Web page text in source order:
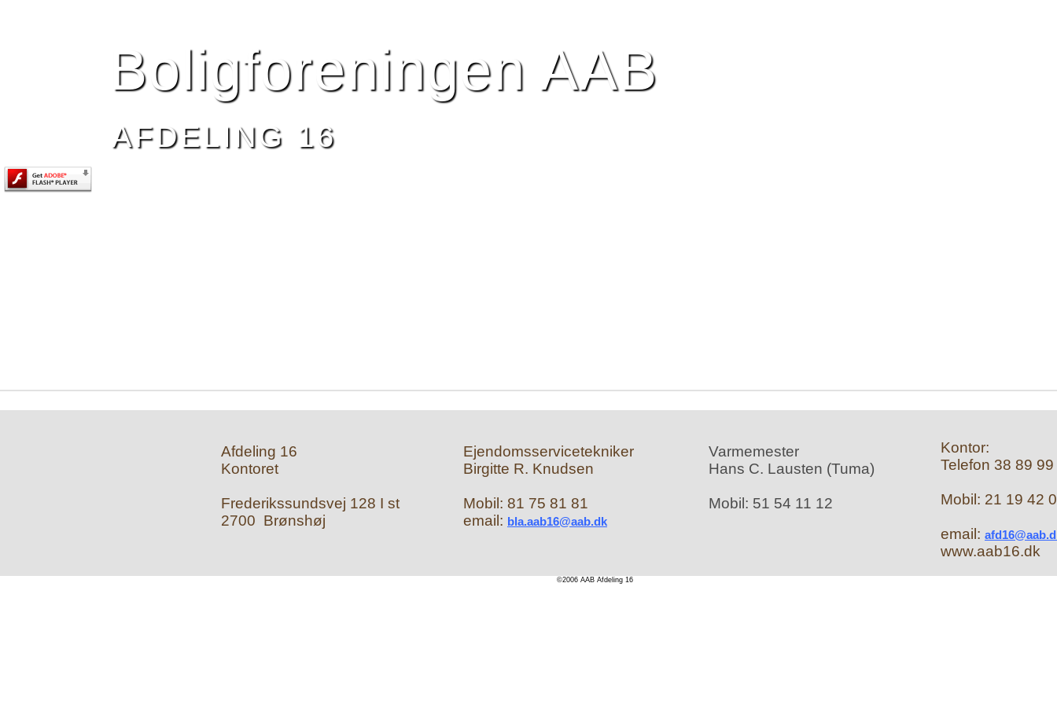
Boligforeningen AAB
AFDELING 16
Afdeling 16
Kontoret
Frederikssundsvej 128 I st
2700 Brønshøj
Ejendomsservicetekniker
Birgitte R. Knudsen
Mobil: 81 75 81 81
email: bla.aab16@aab.dk
Varmemester
Hans C. Lausten (Tuma)
Mobil: 51 54 11 12
Kontor:
Telefon 38 89
Mobil: 21 19 42
email:
www.aab16.dk
©2006 AAB Afdeling 16